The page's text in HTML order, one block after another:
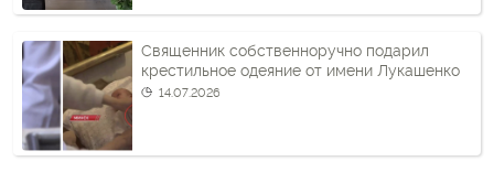
Священник собственноручно подарил
крестильное одеяние от имени Лукашенко
14.07.2026